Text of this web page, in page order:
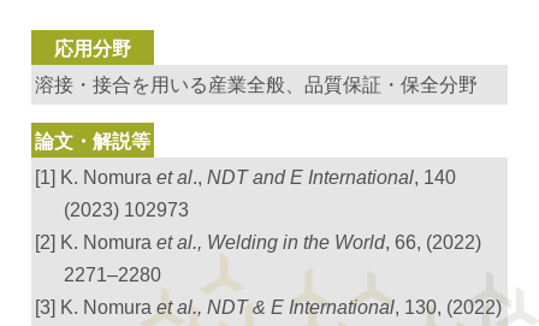
応用分野
溶接・接合を用いる産業全般、品質保証・保全分野
論文・解説等
[1] K. Nomuraet al.,NDT and E International, 140
(2023) 102973
[2] K. Nomura et al., Welding in the World, 66, (2022)
2271–2280
[3] K. Nomuraet al., NDT & E International, 130, (2022)